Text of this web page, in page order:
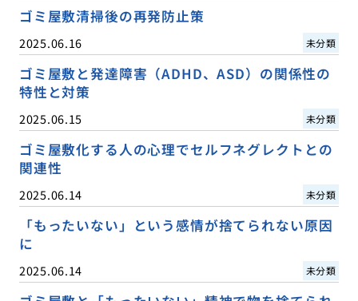
ゴミ屋敷清掃後の再発防止策
2025.06.16 未分類
ゴミ屋敷と発達障害（ADHD、ASD）の関係性の
特性と対策
2025.06.15 未分類
ゴミ屋敷化する人の心理でセルフネグレクトとの
関連性
2025.06.14 未分類
「もったいない」という感情が捨てられない原因
に
2025.06.14 未分類